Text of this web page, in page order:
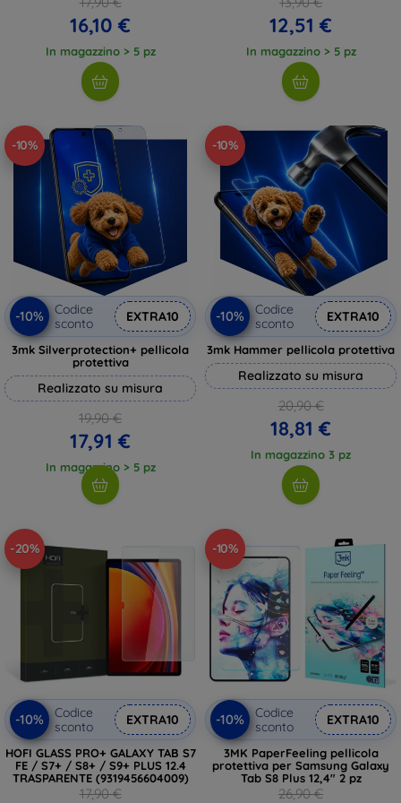
16,10 €
In magazzino > 5 pz
12,51 €
In magazzino > 5 pz
-10%
-10%
Codice
sconto
EXTRA10
3mk Silverprotection+ pellicola
protettiva
Realizzato su misura
19,90 €
17,91 €
In magazzino > 5 pz
-10%
-10%
Codice
sconto
EXTRA10
3mk Hammer pellicola protettiva
Realizzato su misura
20,90 €
18,81 €
In magazzino 3 pz
-20%
-10%
Codice
sconto
EXTRA10
HOFI GLASS PRO+ GALAXY TAB S7
FE / S7+ / S8+ / S9+ PLUS 12.4
TRASPARENTE (9319456604009)
17,90 €
-10%
-10%
Codice
sconto
EXTRA10
3MK PaperFeeling pellicola
protettiva per Samsung Galaxy
Tab S8 Plus 12,4" 2 pz
26,90 €